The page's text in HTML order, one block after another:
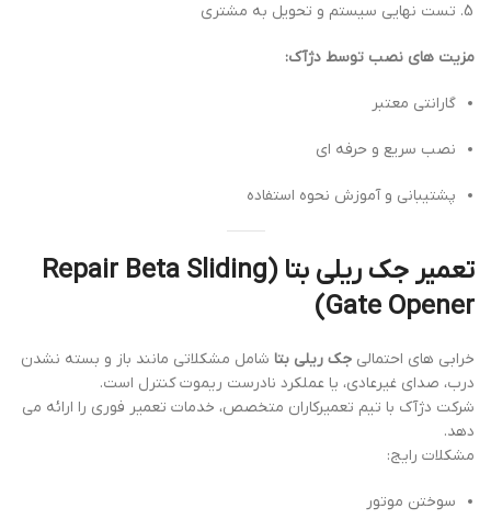
تست نهایی سیستم و تحویل به مشتری
مزیت های نصب توسط دژآک:
گارانتی معتبر
نصب سریع و حرفه ای
پشتیبانی و آموزش نحوه استفاده
تعمیر جک ریلی بتا (Repair Beta Sliding
Gate Opener)
خرابی های احتمالی جک ریلی بتا شامل مشکلاتی مانند باز و بسته نشدن
درب، صدای غیرعادی، یا عملکرد نادرست ریموت کنترل است.
شرکت دژآک با تیم تعمیرکاران متخصص، خدمات تعمیر فوری را ارائه می
دهد.
مشکلات رایج:
سوختن موتور